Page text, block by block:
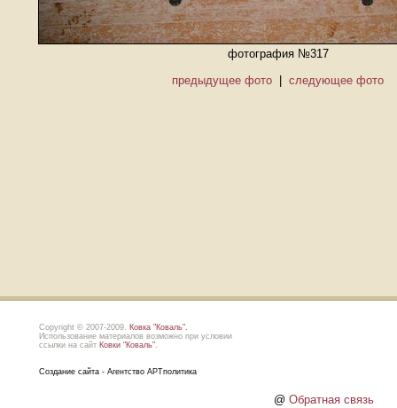
фотография №317
предыдущее фото |следующее фото
Copyright © 2007-2009. Ковка "Коваль".
Использование материалов возможно при условии
ссылки на сайт Ковки "Коваль".
Создание сайта - Агентство АРТполитика
@ Обратная связь